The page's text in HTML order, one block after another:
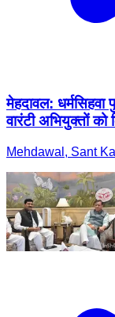
मेहदावल:
वारंटी अभियुक्तों को
Mehdawal, Sant